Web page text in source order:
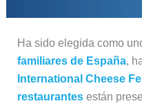
Ha sido elegida como
familiares de España,
International Cheese
restaurantesestán